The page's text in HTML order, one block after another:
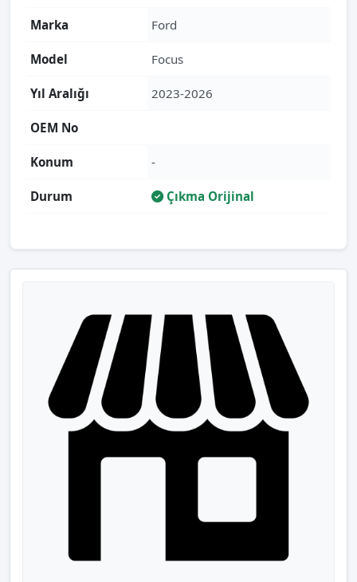
Marka Ford
Model Focus
Yıl Aralığı 2023-2026
OEM No
Konum -
Durum Çıkma Orijinal